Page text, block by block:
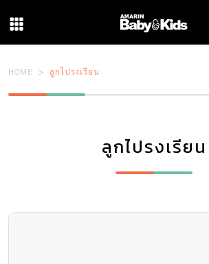
HOME ลูกไปรงเรียน
ลูกไปรงเรียน